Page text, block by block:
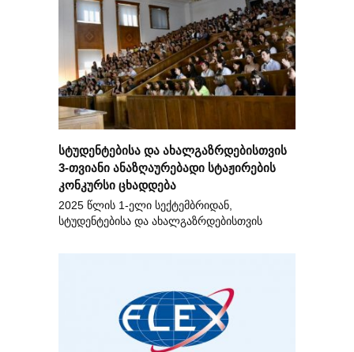
სტუდენტებისა და ახალგაზრდებისთვის
3-თვიანი ანაზღაურებადი სტაჟირების
კონკურსი ცხადდება
2025 წლის 1-ელი სექტემბრიდან,
სტუდენტებისა და ახალგაზრდებისთვის